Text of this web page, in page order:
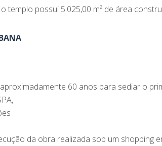
templo possui 5.025,00 m² de área
60 anos para sediar o
da obra realizada sob um shopping